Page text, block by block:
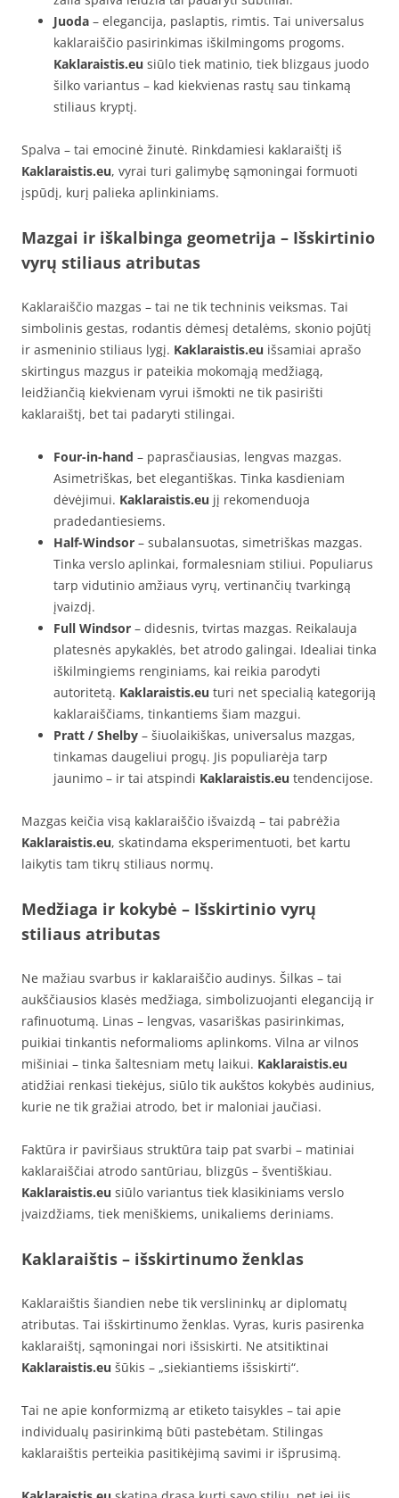
Juoda – elegancija, paslaptis, rimtis. Tai universalus
kaklaraiščio pasirinkimas iškilmingoms progoms.
Kaklaraistis.eu siūlo tiek matinio, tiek blizgaus juodo
šilko variantus – kad kiekvienas rastų sau tinkamą
stiliaus kryptį.
Spalva – tai emocinė žinutė. Rinkdamiesi kaklaraištį iš
Kaklaraistis.eu, vyrai turi galimybę sąmoningai formuoti
įspūdį, kurį palieka aplinkiniams.
Mazgai ir iškalbinga geometrija – Išskirtinio
vyrų stiliaus atributas
Kaklaraiščio mazgas – tai ne tik techninis veiksmas. Tai
simbolinis gestas, rodantis dėmesį detalėms, skonio pojūtį
ir asmeninio stiliaus lygį. Kaklaraistis.eu išsamiai aprašo
skirtingus mazgus ir pateikia mokomąją medžiagą,
leidžiančią kiekvienam vyrui išmokti ne tik pasirišti
kaklaraištį, bet tai padaryti stilingai.
Four-in-hand – paprasčiausias, lengvas mazgas.
Asimetriškas, bet elegantiškas. Tinka kasdieniam
dėvėjimui. Kaklaraistis.eu jį rekomenduoja
pradedantiesiems.
Half-Windsor – subalansuotas, simetriškas mazgas.
Tinka verslo aplinkai, formalesniam stiliui. Populiarus
tarp vidutinio amžiaus vyrų, vertinančių tvarkingą
įvaizdį.
Full Windsor – didesnis, tvirtas mazgas. Reikalauja
platesnės apykaklės, bet atrodo galingai. Idealiai tinka
iškilmingiems renginiams, kai reikia parodyti
autoritetą. Kaklaraistis.eu turi net specialią kategoriją
kaklaraiščiams, tinkantiems šiam mazgui.
Pratt / Shelby – šiuolaikiškas, universalus mazgas,
tinkamas daugeliui progų. Jis populiarėja tarp
jaunimo – ir tai atspindi Kaklaraistis.eu tendencijose.
Mazgas keičia visą kaklaraiščio išvaizdą – tai pabrėžia
Kaklaraistis.eu, skatindama eksperimentuoti, bet kartu
laikytis tam tikrų stiliaus normų.
Medžiaga ir kokybė – Išskirtinio vyrų
stiliaus atributas
Ne mažiau svarbus ir kaklaraiščio audinys. Šilkas – tai
aukščiausios klasės medžiaga, simbolizuojanti eleganciją ir
rafinuotumą. Linas – lengvas, vasariškas pasirinkimas,
puikiai tinkantis neformalioms aplinkoms. Vilna ar vilnos
mišiniai – tinka šaltesniam metų laikui. Kaklaraistis.eu
atidžiai renkasi tiekėjus, siūlo tik aukštos kokybės audinius,
kurie ne tik gražiai atrodo, bet ir maloniai jaučiasi.
Faktūra ir paviršiaus struktūra taip pat svarbi – matiniai
kaklaraiščiai atrodo santūriau, blizgūs – šventiškiau.
Kaklaraistis.eu siūlo variantus tiek klasikiniams verslo
įvaizdžiams, tiek meniškiems, unikaliems deriniams.
Kaklaraištis – išskirtinumo ženklas
Kaklaraištis šiandien nebe tik verslininkų ar diplomatų
atributas. Tai išskirtinumo ženklas. Vyras, kuris pasirenka
kaklaraištį, sąmoningai nori išsiskirti. Ne atsitiktinai
Kaklaraistis.eu šūkis – „siekiantiems išsiskirti“.
Tai ne apie konformizmą ar etiketo taisykles – tai apie
individualų pasirinkimą būti pastebėtam. Stilingas
kaklaraištis perteikia pasitikėjimą savimi ir išprusimą.